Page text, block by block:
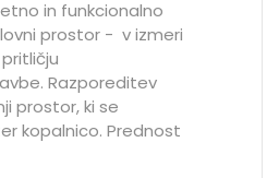
in funkcionalno
prostor - v izmeri
pritličju
Razporeditev
prostor, ki se
kopalnico. Prednost